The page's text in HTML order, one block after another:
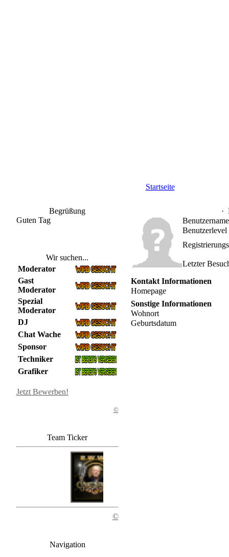
Startseite
Begrüßung
Guten Tag
Wir suchen...
Moderator
Gast
Moderator
Spezial
Moderator
DJ
Chat Wache
Sponsor
Techniker
Grafiker
Jetzt Bewerben!
©
Team Ticker
©
Navigation
·
Benutzername
Benutzerlevel
Letzter
Kontakt Informationen
Homepage
Sonstige Informationen
Wohnort
Geburtsdatum